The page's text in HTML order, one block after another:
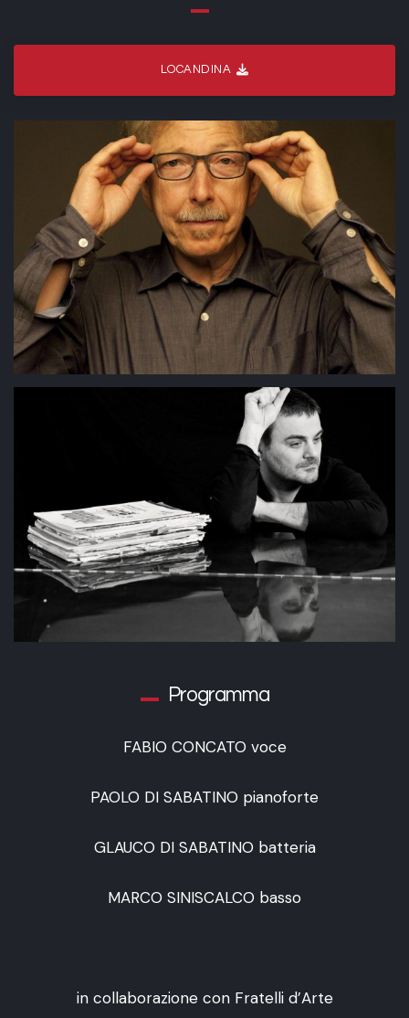
LOCANDINA
Programma
FABIO CONCATO voce
PAOLO DI SABATINO pianoforte
GLAUCO DI SABATINO batteria
MARCO SINISCALCO basso
in collaborazione con Fratelli d’Arte